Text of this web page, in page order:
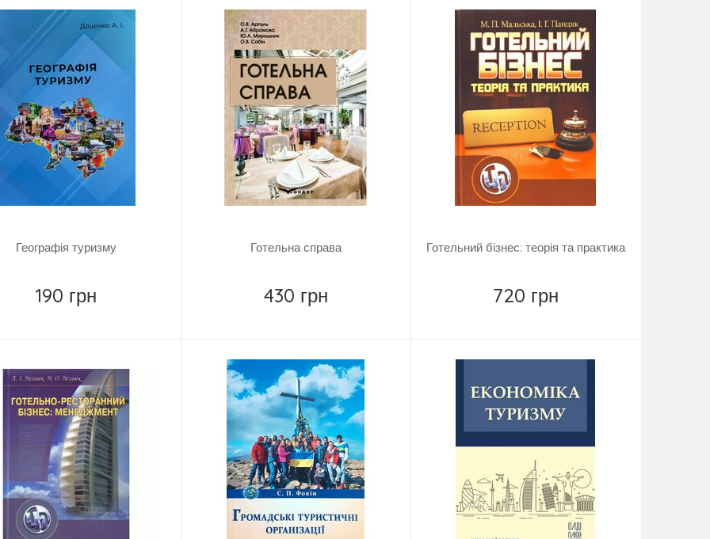
Географія туризму
190 грн
Готельна справа
430 грн
Готельний бізнес: теорія та практика
720 грн